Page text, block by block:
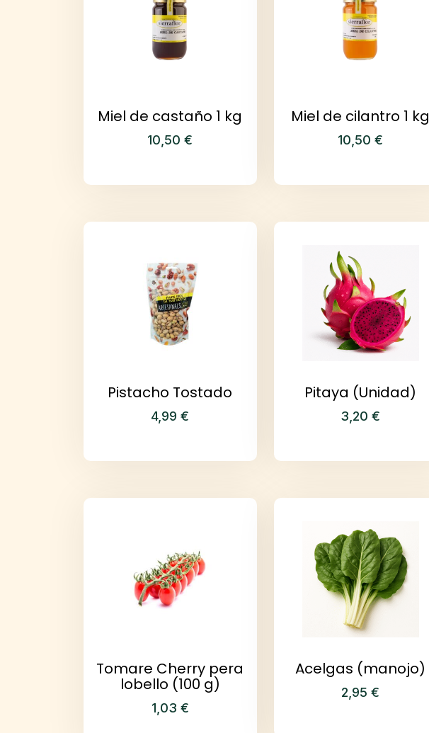
Miel de castaño 1 kg
10,50€
Miel de cilantro 1 kg
10,50€
Pistacho Tostado
4,99€
Pitaya (Unidad)
3,20€
Tomare Cherry pera
lobello (100 g)
1,03 €
Acelgas (manojo)
2,95€